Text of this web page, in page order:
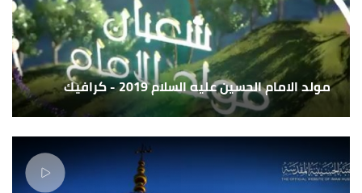
مولد الامام الحسين عليه السلام 2019 - كرافيك